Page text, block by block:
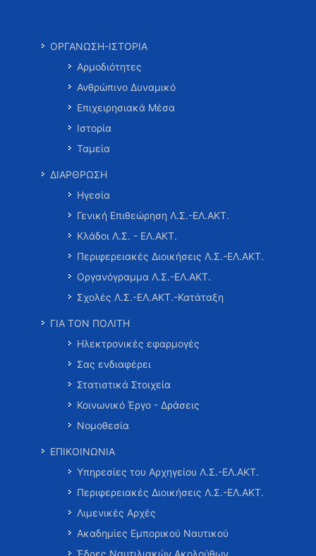
ΟΡΓΑΝΩΣΗ-ΙΣΤΟΡΙΑ
Αρμοδιότητες
Ανθρώπινο Δυναμικό
Επιχειρησιακά Μέσα
Ιστορία
Ταμεία
ΔΙΑΡΘΡΩΣΗ
Ηγεσία
Γενική Επιθεώρηση Λ.Σ.-ΕΛ.ΑΚΤ.
Κλάδοι Λ.Σ. - ΕΛ.ΑΚΤ.
Περιφερειακές Διοικήσεις Λ.Σ.-ΕΛ.ΑΚΤ.
Οργανόγραμμα Λ.Σ.-ΕΛ.ΑΚΤ.
Σχολές Λ.Σ.-ΕΛ.ΑΚΤ.-Κατάταξη
ΓΙΑ ΤΟΝ ΠΟΛΙΤΗ
Ηλεκτρονικές εφαρμογές
Σας ενδιαφέρει
Στατιστικά Στοιχεία
Κοινωνικό Έργο - Δράσεις
Νομοθεσία
ΕΠΙΚΟΙΝΩΝΙΑ
Υπηρεσίες του Αρχηγείου Λ.Σ.-ΕΛ.ΑΚΤ.
Περιφερειακές Διοικήσεις Λ.Σ.-ΕΛ.ΑΚΤ.
Λιμενικές Αρχές
Ακαδημίες Εμπορικού Ναυτικού
Έδρες Ναυτιλιακών Ακολούθων